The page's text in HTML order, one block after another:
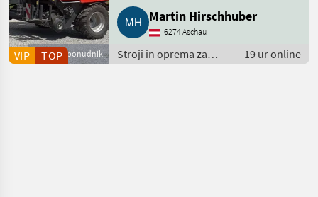
Poslovni ponudnik
VIP TOP
Martin Hirschhuber
6274 Aschau
Stroji in oprema za
žetev in spravilo /
19 ur online